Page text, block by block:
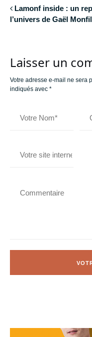
Lamonf inside : un
l’univers de Gaël
Laisser un
Votre adresse e-mail ne sera
indiqués avec *